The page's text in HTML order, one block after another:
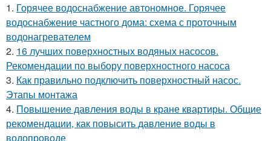
1. Горячее водоснабжение автономное. Горячее
водоснабжение частного дома: схема с проточным
водонагревателем
2. 16 лучших поверхностных водяных насосов.
Рекомендации по выбору поверхностного насоса
3. Как правильно подключить поверхностный насос.
Этапы монтажа
4. Повышение давления воды в кране квартиры. Общие
рекомендации, как повысить давление воды в
водопроводе